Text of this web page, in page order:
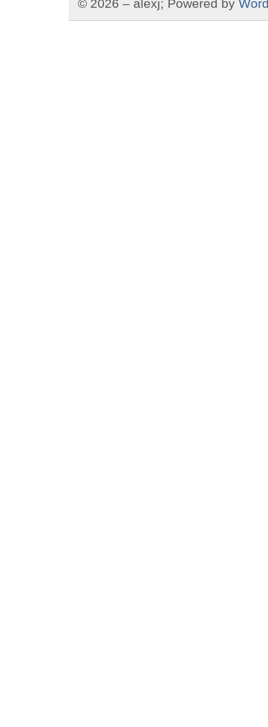
© 2026 – alexj; Powered by